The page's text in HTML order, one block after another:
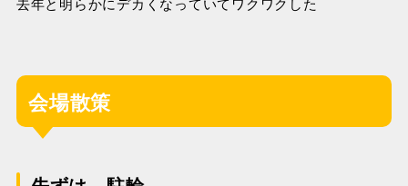
会場散策